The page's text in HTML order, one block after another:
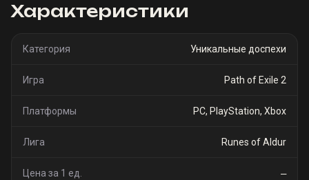
Характеристики
Категория Уникальные доспехи
Игра Path of Exile 2
Платформы PC, PlayStation, Xbox
Лига Runes of Aldur
Цена за 1 ед. —